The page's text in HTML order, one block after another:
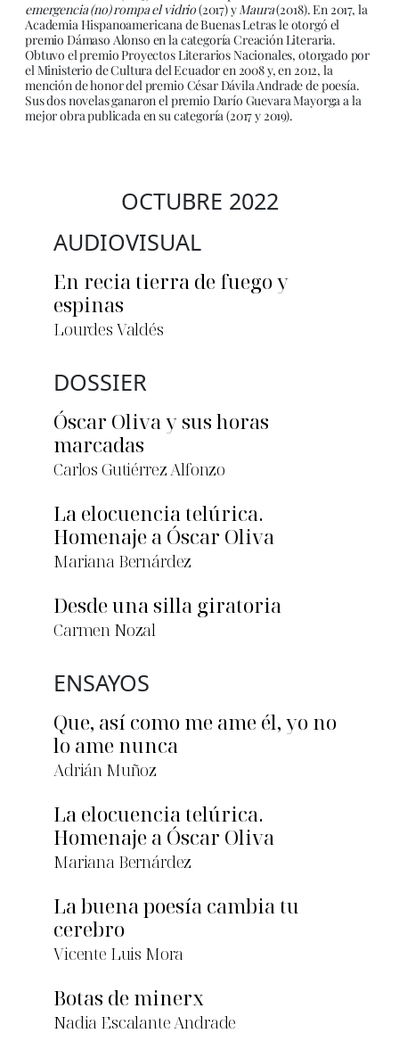
emergencia (no) rompa el vidrio(2017) yMaura(2018). En 2017, la
Academia Hispanoamericana de Buenas Letras le otorgó el
premio Dámaso Alonso en la categoría Creación Literaria.
Obtuvo el premio Proyectos Literarios Nacionales, otorgado por
el Ministerio de Cultura del Ecuador en 2008 y, en 2012, la
mención de honor del premio César Dávila Andrade de poesía.
Sus dos novelas ganaron el premio Darío Guevara Mayorga a la
mejor obra publicada en su categoría (2017 y 2019).
OCTUBRE 2022
AUDIOVISUAL
En recia tierra de fuego y
espinas
Lourdes Valdés
DOSSIER
Óscar Oliva y sus horas
marcadas
Carlos Gutiérrez Alfonzo
La elocuencia telúrica.
Homenaje a Óscar Oliva
Mariana Bernárdez
Desde una silla giratoria
Carmen Nozal
ENSAYOS
Que, así como me ame él, yo no
lo ame nunca
Adrián Muñoz
La elocuencia telúrica.
Homenaje a Óscar Oliva
Mariana Bernárdez
La buena poesía cambia tu
cerebro
Vicente Luis Mora
Botas de minerx
Nadia Escalante Andrade